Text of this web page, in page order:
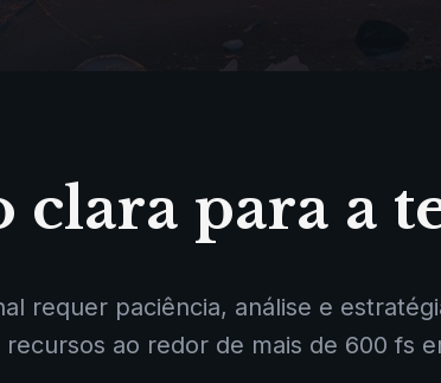
clara para a
requer paciência, análise e
ao redor de mais de 600 fs